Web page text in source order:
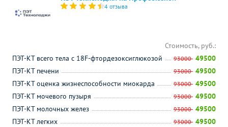
4 отзыва
Стоимость, руб.:
ПЭТ-КТ всего тела с 18F-фтордезоксиглюкозой
93000 49500
ПЭТ-КТ печени
93000 49500
ПЭТ-КТ оценка жизнеспособности миокарда
93000 49500
ПЭТ-КТ мочевого пузыря
93000 49500
ПЭТ-КТ молочных желез
93000 49500
ПЭТ-КТ легких
93000 49500